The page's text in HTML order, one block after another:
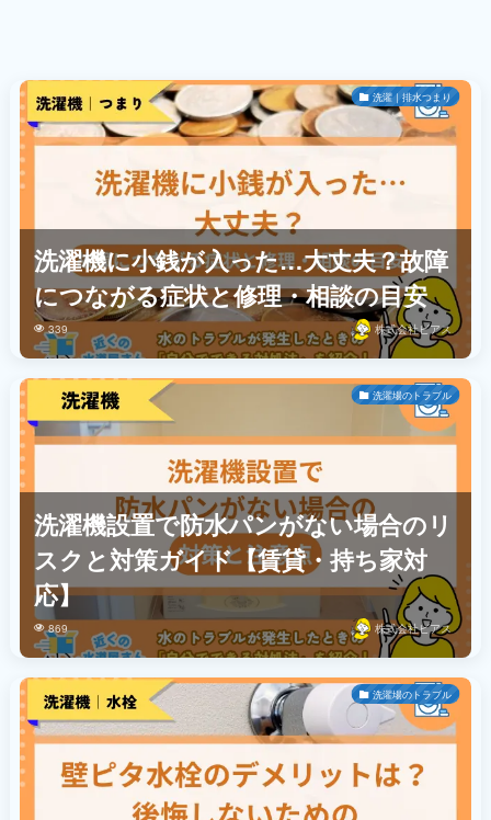
洗濯｜排水つまり
洗濯機に小銭が入った…大丈夫？故障
につながる症状と修理・相談の目安
339 株式会社ビアス
洗濯場のトラブル
洗濯機設置で防水パンがない場合のリ
スクと対策ガイド【賃貸・持ち家対
応】
869 株式会社ビアス
洗濯場のトラブル